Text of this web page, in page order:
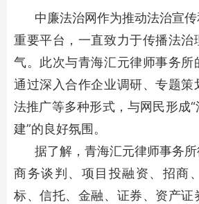
中廉法治网作为推动法治宣传
重要平台，一直致力于传播法治
气。此次与青海汇元律师事务所
通过深入合作企业调研、专题策
法推广等多种形式，与网民形成
建”的良好氛围。
据了解，青海汇元律师事务所
商务谈判、项目投融资、招商
标、信托、金融、证券、资产证